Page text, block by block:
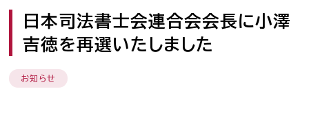
司法書士に相談したい人へ
司法書士を目指す人へ
日本司法書士会連合会会長に小澤
吉徳を再選いたしました
お知らせ